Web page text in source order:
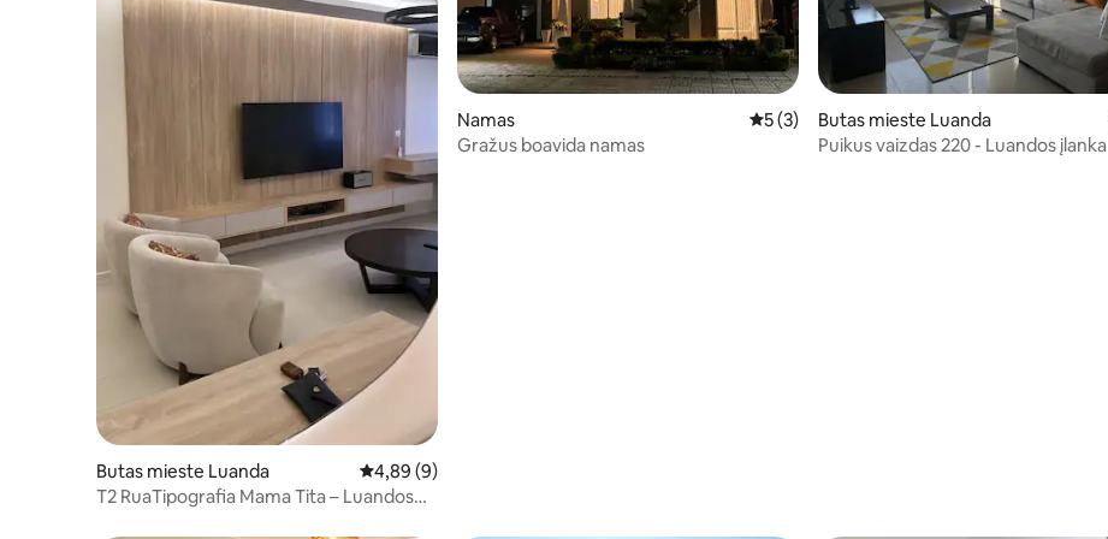
Butas mieste Luanda Vidutinis įvertinimas: 4,89 iš 5, atsiliepimų: 9
4,89 (9)
T2 RuaTipografia Mama Tita – Luandos
Namas Vidutinis įvertinimas: 5 iš 5, atsiliepimų: 3
5 (3)
Gražus boavida namas
Butas mieste Luanda
Puikus vaizdas 220 - Luandos įlanka